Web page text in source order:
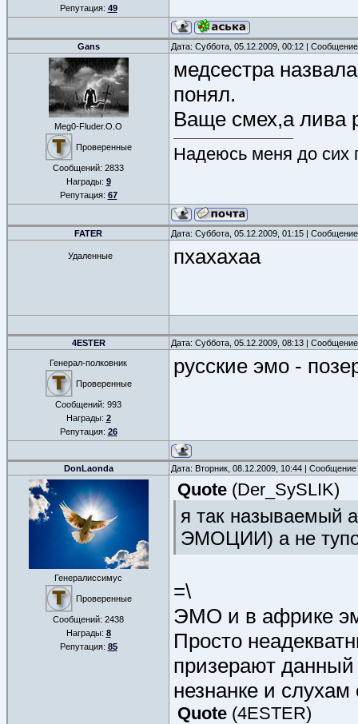
Репутация: 49
Gans Дата: Суббота, 05.12.2009, 00:12 |
Meg0-Fluder.O.O
Проверенные
Сообщений: 2833
Награды: 9
Репутация: 67
медсестра
понял.
Ваще смех,а лива
Надеюсь меня до сих
FATER Дата: Суббота, 05.12.2009, 01:15 |
Удаленные пхахахаа
4ESTER Дата: Суббота, 05.12.2009, 08:13 |
Генерал-полковник
Проверенные
Сообщений: 993
Награды: 2
Репутация: 26
русские эмо -
DonLaonda Дата: Вторник, 08.12.2009, 10:44 |
Генералиссимус
Проверенные
Сообщений: 2438
Награды: 8
Репутация: 85
Quote (Der_SySLIK)
я так
ЭМОЦИИ) а не тупо
=\
ЭМО и в африке
Просто
призерают
незнанке и слухам
Quote (4ESTER)